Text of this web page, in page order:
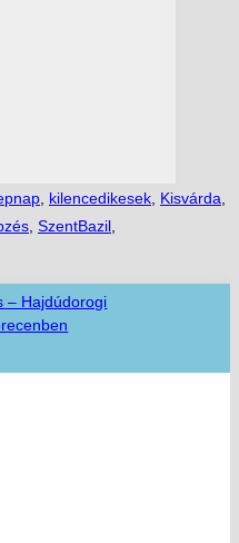
kilencedikesek Kisvárda
SzentBazil
– Hajdúdorogi